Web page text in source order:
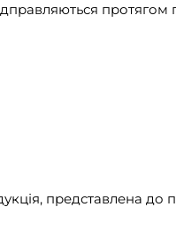
представлена ​​до